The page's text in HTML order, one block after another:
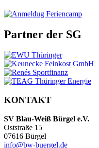
Partner der SG
KONTAKT
SV Blau-Weiß Bürgel e.V.
Oststraße 15
07616 Bürgel
info@bw-buergel.de